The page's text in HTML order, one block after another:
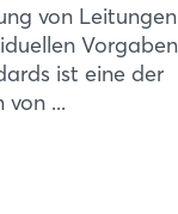
von
ist eine der
von ...